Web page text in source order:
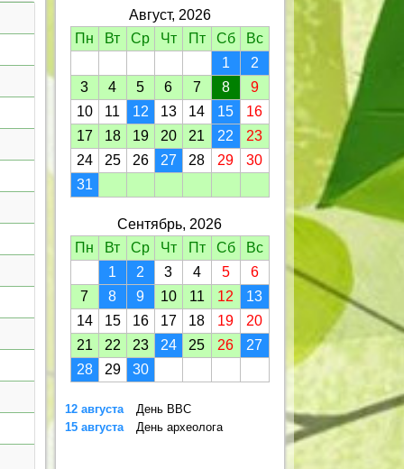
Август, 2026
Пн
Вт Ср Чт Пт Сб
Вс
1
2
3
4 5 6 7 8
9
10
11 12 13 14 15
16
17
18 19 20 21 22
23
24
25 26 27 28 29
30
31
Сентябрь, 2026
Пн
Вт Ср Чт Пт Сб
Вс
1
2 3 4 5
6
7
8 9 10 11 12
13
14
15 16 17 18 19
20
21
22 23 24 25 26
27
28
29 30
12 августа
День ВВС
15 августа
День археолога